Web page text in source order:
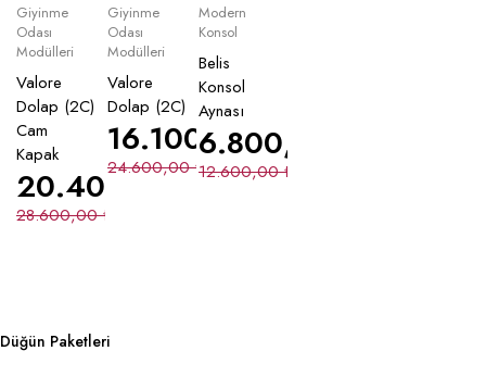
Giyinme
Odası
Modülleri
Valore
Dolap (2C)
Cam
Kapak
28.600,00₺
20.400,00₺
Giyinme
Odası
Modülleri
Valore
Dolap (2C)
24.600,00₺
16.100,00₺
Modern
Konsol
Belis
Konsol
Aynası
12.600,00₺
6.800,00
Düğün Paketleri